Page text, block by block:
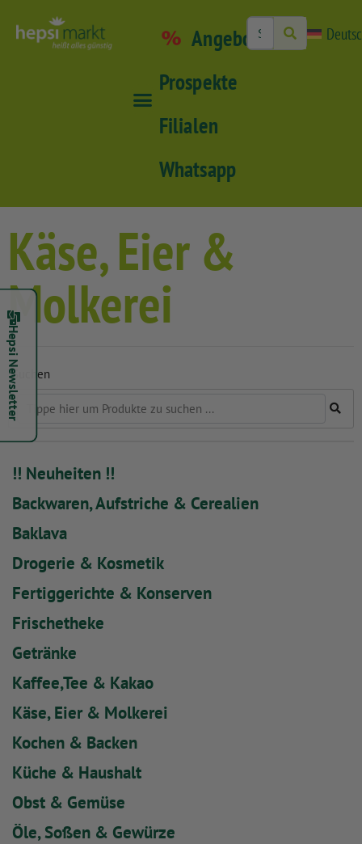
Hepsi Newsletter
Angebote
Prospekte
Filialen
Whatsapp
Käse, Eier &
Molkerei
Suchen
!! Neuheiten !!
Backwaren, Aufstriche & Cerealien
Baklava
Drogerie & Kosmetik
Fertiggerichte & Konserven
Frischetheke
Getränke
Kaffee,Tee & Kakao
Käse, Eier & Molkerei
Kochen & Backen
Küche & Haushalt
Obst & Gemüse
Öle, Soßen & Gewürze